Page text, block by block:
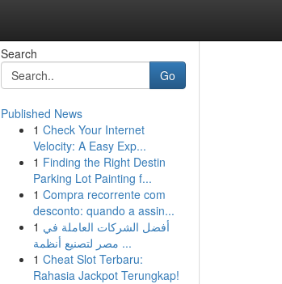
Search
Go
Published News
1 Check Your Internet
Velocity: A Easy Exp...
1 Finding the Right Destin
Parking Lot Painting f...
1 Compra recorrente com
desconto: quando a assin...
1 أفضل الشركات العاملة في
مصر لتصنيع أنظمة ...
1 Cheat Slot Terbaru:
Rahasia Jackpot Terungkap!